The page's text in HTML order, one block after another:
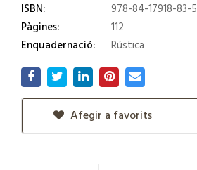
ISBN:
978-84-17918-83-5
Pàgines:
112
Enquadernació:
Rústica
Afegir a favorits